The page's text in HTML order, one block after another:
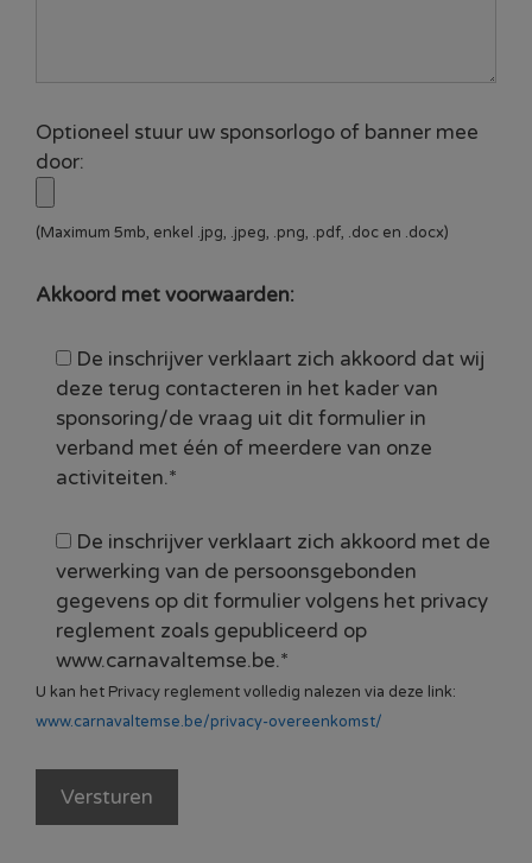
Optioneel stuur uw sponsorlogo of banner mee
door:
(Maximum 5mb, enkel .jpg, .jpeg, .png, .pdf, .doc en .docx)
Akkoord met voorwaarden:
De inschrijver verklaart zich akkoord dat wij
deze terug contacteren in het kader van
sponsoring/de vraag uit dit formulier in
verband met één of meerdere van onze
activiteiten.*
De inschrijver verklaart zich akkoord met de
verwerking van de persoonsgebonden
gegevens op dit formulier volgens het privacy
reglement zoals gepubliceerd op
www.carnavaltemse.be.*
U kan het Privacy reglement volledig nalezen via deze link:
www.carnavaltemse.be/privacy-overeenkomst/